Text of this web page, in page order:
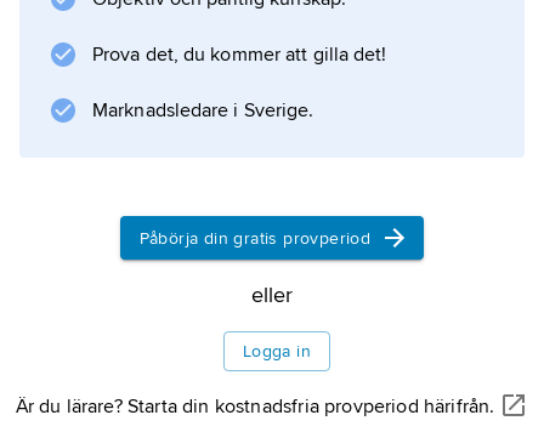
även Hárslevelü används. Furmint ger must
med både hög friskhet och stor sötma.
Information om artikeln
Prova det, du kommer att gilla det!
Marknadsledare i Sverige.
Påbörja din gratis provperiod
eller
Logga in
Är du lärare? Starta din kostnadsfria provperiod härifrån.